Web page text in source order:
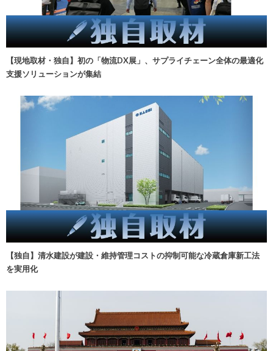
【現地取材・独自】初の「物流DX展」、サプライチェーン全体の最適化
支援ソリューションが集結
【独自】清水建設が建設・維持管理コストの抑制可能な冷蔵倉庫新工法
を実用化